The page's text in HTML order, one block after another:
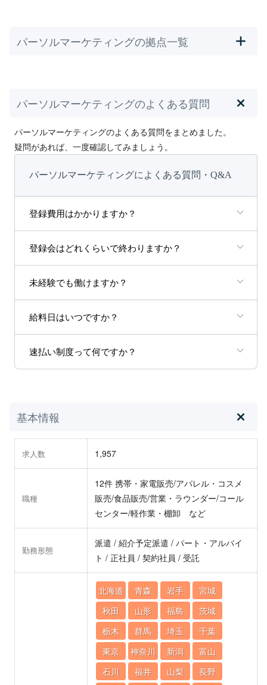
パーソルマーケティングの拠点一覧
パーソルマーケティングのよくある質問
パーソルマーケティングのよくある質問をまとめました。
疑問があれば、一度確認してみましょう。
パーソルマーケティングによくある質問・Q&A
登録費用はかかりますか？
登録会はどれくらいで終わりますか？
未経験でも働けますか？
給料日はいつですか？
速払い制度って何ですか？
基本情報
求人数 1,957
職種
12件 携帯・家電販売/アパレル・コスメ
販売/食品販売/営業・ラウンダー/コール
センター/軽作業・棚卸 など
勤務形態
派遣 / 紹介予定派遣 / パート・アルバイ
ト / 正社員 / 契約社員 / 受託
北海道 青森 岩手
宮城
秋田
山形 福島
茨城
栃木
群馬 埼玉
千葉
東京
神奈川 新潟
富山
石川
福井 山梨
長野